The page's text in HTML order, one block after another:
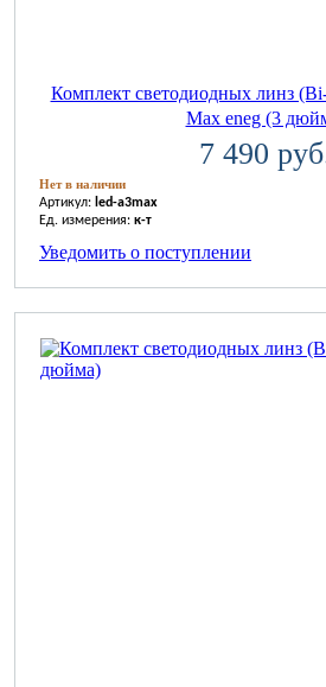
Комплект светодиодных линз
Max eneg (3
7 490
Нет в наличии
Артикул: led-a3max
Ед. измерения: к-т
Уведомить о поступлении